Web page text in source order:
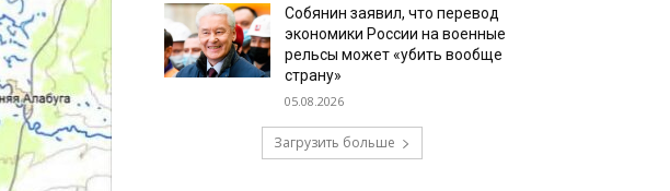
Собянин заявил, что перевод
экономики России на военные
рельсы может «убить вообще
страну»
05.08.2026
Загрузить больше